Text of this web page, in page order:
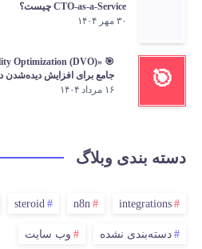
CTO-as-a-Service چیست؟
۳۰ مهر ۱۴۰۴
🎯
جامع برای افزایش دیده‌شدن
۱۶ مرداد ۱۴۰۴
دسته بندی وبلاگ
integrations
n8n
steroid
دسته‌بندی نشده وب سایت